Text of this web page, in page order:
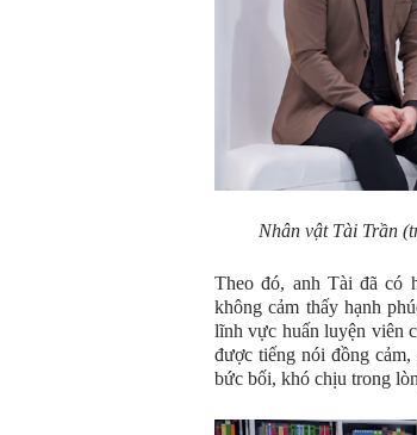
Nhân vật Tài Trần
Theo đó, anh Tài đã có
không cảm thấy hạnh
lĩnh vực huấn luyện viên
được tiếng nói đồng
bức bối, khó chịu trong